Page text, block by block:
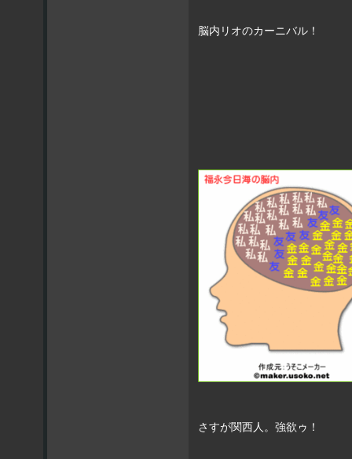
脳内リオのカーニバル！
さすが関西人。強欲ゥ！